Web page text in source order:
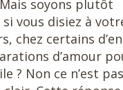
soyons plutôt
vous disiez à
chez certains
d’amour
? Non ce n’est pas